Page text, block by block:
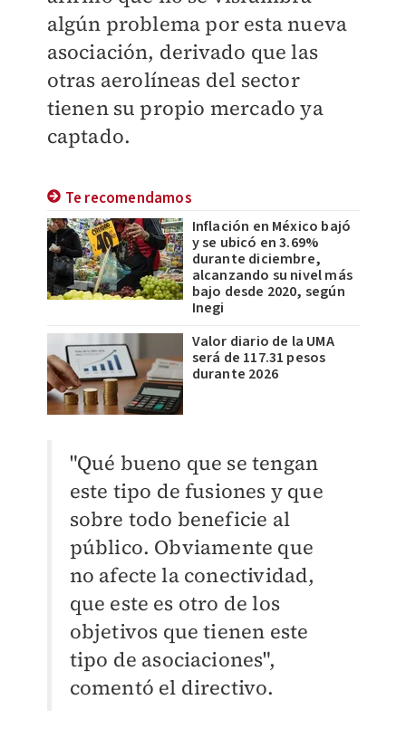
algún problema por esta nueva
asociación, derivado que las
otras aerolíneas del sector
tienen su propio mercado ya
captado.
Te recomendamos
Inflación en México bajó
y se ubicó en 3.69%
durante diciembre,
alcanzando su nivel más
bajo desde 2020, según
Inegi
Valor diario de la UMA
será de 117.31 pesos
durante 2026
"Qué bueno que se tengan
este tipo de fusiones y que
sobre todo beneficie al
público. Obviamente que
no afecte la conectividad,
que este es otro de los
objetivos que tienen este
tipo de asociaciones",
comentó el directivo.